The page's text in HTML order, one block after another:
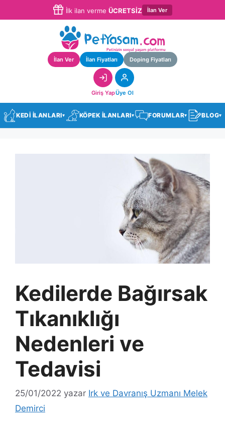
İlk ilan verme ÜCRETSİZ İlan Ver
İlan Ver İlan Fiyatları Doping Fiyatları
Giriş YapÜye Ol
KEDİ İLANLARI▾ KÖPEK İLANLARI▾ FORUMLAR▾ BLOG▾
Kedilerde Bağırsak
Tıkanıklığı
Nedenleri ve
Tedavisi
25/01/2022 yazar Irk ve Davranış Uzmanı Melek
Demirci